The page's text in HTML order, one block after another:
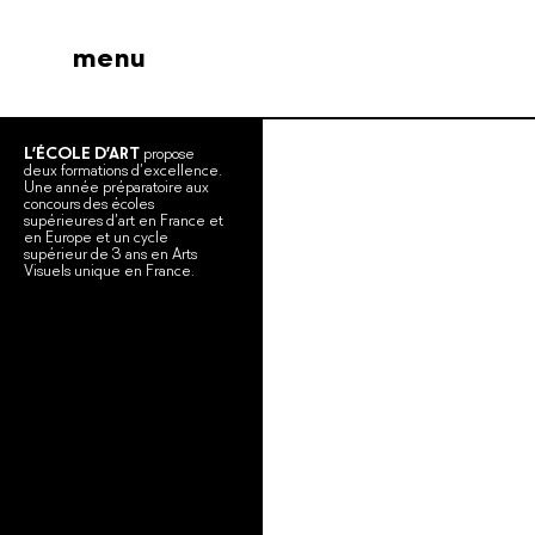
menu
L’ÉCOLE D’ART propose
deux formations d’excellence.
Une année préparatoire aux
concours des écoles
supérieures d’art en France et
en Europe et un cycle
supérieur de 3 ans en Arts
Visuels unique en France.